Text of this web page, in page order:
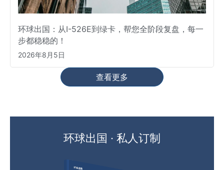
环球出国：从I-526E到绿卡，帮您全阶段复盘，每一
步都稳稳的！
2026年8月5日
查看更多
环球出国 · 私人订制